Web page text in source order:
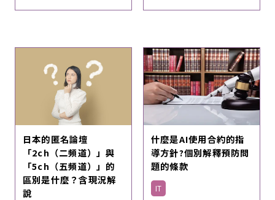
日本的匿名論壇
「2ch（二頻道）」與
「5ch（五頻道）」的
區別是什麼？含現況解
說
什麼是AI使用合約的指
導方針?個別解釋預防問
題的條款
IT